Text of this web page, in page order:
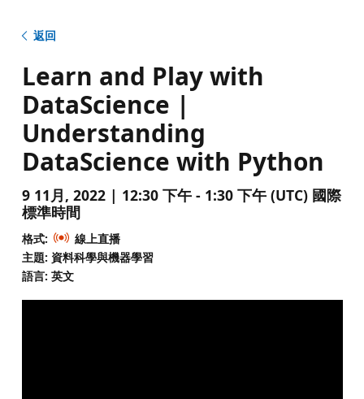
返回
Learn and Play with
DataScience |
Understanding
DataScience with Python
9 11月, 2022 | 12:30 下午 - 1:30 下午 (UTC) 國際
標準時間
格式:
線上直播
主題: 資料科學與機器學習
語言: 英文